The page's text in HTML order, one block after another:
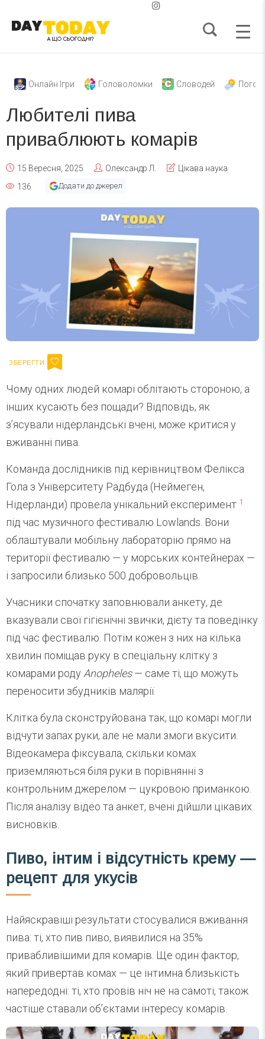
Онлайн Ігри Головоломки Словодей
Любителі пива
приваблюють комарів
15 Вересня, 2025 Олександр Л.
Цікава наука
136
Додати до джерел
Чому одних людей комарі облітають стороною, а
інших кусають без пощади? Відповідь, як
з’ясували нідерландські вчені, може критися у
вживанні пива.
Команда дослідників під керівництвом Фелікса
Гола з Університету Радбуда (Неймеген,
Нідерланди) провела унікальний експеримент 1
під час музичного фестивалю Lowlands. Вони
облаштували мобільну лабораторію прямо на
території фестивалю — у морських контейнерах —
і запросили близько 500 добровольців.
Учасники спочатку заповнювали анкету, де
вказували свої гігієнічні звички, дієту та поведінку
під час фестивалю. Потім кожен з них на кілька
хвилин поміщав руку в спеціальну клітку з
комарами родуAnopheles— саме ті, що можуть
переносити збудників малярії.
Клітка була сконструйована так, що комарі могли
відчути запах руки, але не мали змоги вкусити.
Відеокамера фіксувала, скільки комах
приземляються біля руки в порівнянні з
контрольним джерелом — цукровою приманкою.
Після аналізу відео та анкет, вчені дійшли цікавих
висновків.
Пиво, інтим і відсутність крему —
рецепт для укусів
Найяскравіші результати стосувалися вживання
пива: ті, хто пив пиво, виявилися на 35%
привабливішими для комарів. Ще один фактор,
який привертав комах — це інтимна близькість
напередодні: ті, хто провів ніч не на самоті, також
частіше ставали об’єктами інтересу комарів.